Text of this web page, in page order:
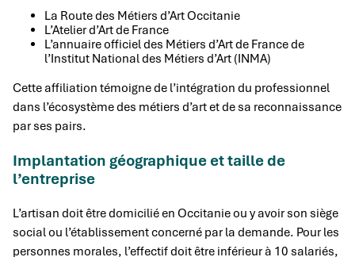
La Route des Métiers d’Art Occitanie
L’Atelier d’Art de France
L’annuaire officiel des Métiers d’Art de France de
l’Institut National des Métiers d’Art (INMA)
Cette affiliation témoigne de l’intégration du professionnel
dans l’écosystème des métiers d’art et de sa reconnaissance
par ses pairs.
Implantation géographique et taille de
l’entreprise
L’artisan doit être domicilié en Occitanie ou y avoir son siège
social ou l’établissement concerné par la demande. Pour les
personnes morales, l’effectif doit être inférieur à 10 salariés,